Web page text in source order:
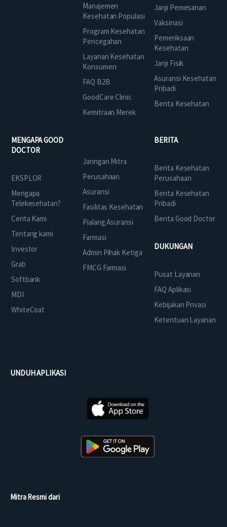
Manajemen
Kesehatan Populasi
Program Kesehatan
Pencegahan
Layanan Kesehatan
Konsumen
FAQ B2B
GoodCare Clinic
Kemitraan Merek
Janji Pemesanan
Vaksinasi
Pemeriksaan
Kesehatan
Janji Fisik
Asuransi Kesehatan
Pribadi
Berita Kesehatan
MENGAPA GOOD
DOCTOR
EKSPLOR
Mengapa
Telekesehatan?
Cerita Kami
Tentang kami
Investor
Grab
Softbank
MDI
WhiteCoat
Jaringan Mitra
Perusahaan
Asuransi
Fasilitas Kesehatan
Pialang Asuransi
Farmasi
Admin Pihak Ketiga
FMCG Farmasi
BERITA
Berita Kesehatan
Perusahaan
Berita Kesehatan
Pribadi
Berita Good Doctor
DUKUNGAN
Pusat Layanan
FAQ Aplikasi
Kebijakan Privasi
Ketentuan Layanan
UNDUH APLIKASI
Mitra Resmi dari